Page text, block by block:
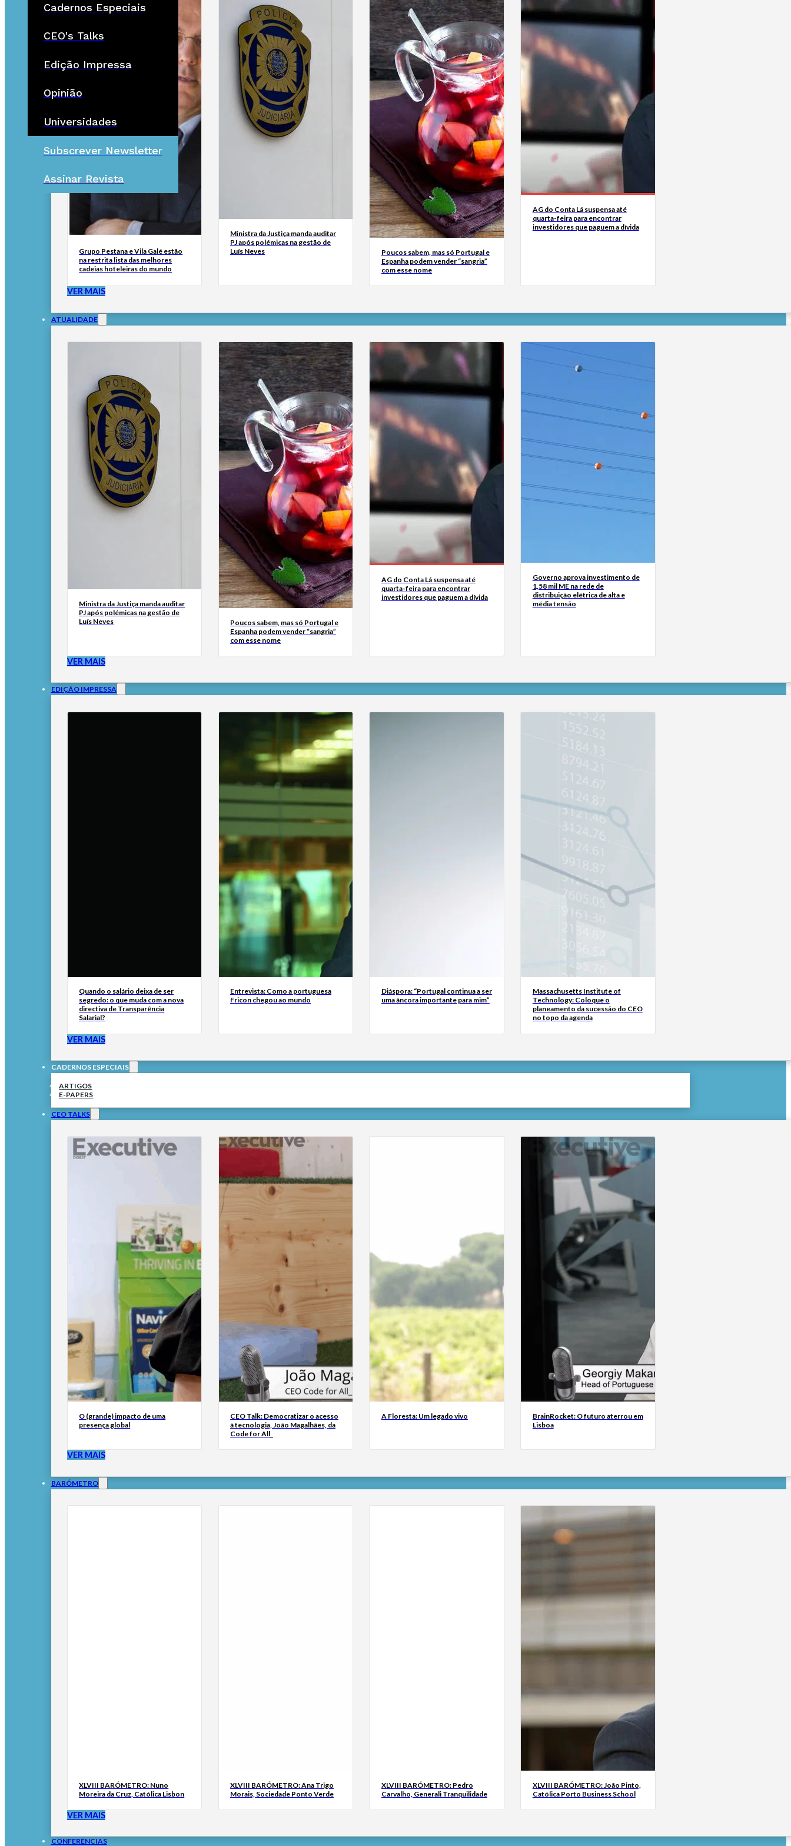
Cadernos Especiais
CEO's Talks
Edição Impressa
Opinião
Universidades
Subscrever Newsletter
Assinar Revista
Grupo Pestana e Vila Galé estão
na restrita lista das melhores
cadeias hoteleiras do mundo
Ministra da Justiça manda auditar
PJ após polémicas na gestão de
Luís Neves
Poucos sabem, mas só Portugal e
Espanha podem vender “sangria”
com esse nome
AG do Conta Lá suspensa até
quarta-feira para encontrar
investidores que paguem a dívida
VER MAIS
ATUALIDADE
Ministra da Justiça manda auditar
PJ após polémicas na gestão de
Luís Neves
Poucos sabem, mas só Portugal e
Espanha podem vender “sangria”
com esse nome
AG do Conta Lá suspensa até
quarta-feira para encontrar
investidores que paguem a dívida
Governo aprova investimento de
1,58 mil ME na rede de
distribuição elétrica de alta e
média tensão
VER MAIS
EDIÇÃO IMPRESSA
Quando o salário deixa de ser
segredo: o que muda com a nova
directiva de Transparência
Salarial?
Entrevista: Como a portuguesa
Fricon chegou ao mundo
Diáspora: “Portugal continua a ser
uma âncora importante para mim”
Massachusetts Institute of
Technology: Coloque o
planeamento da sucessão do CEO
no topo da agenda
VER MAIS
CADERNOS ESPECIAIS
ARTIGOS
E-PAPERS
CEO TALKS
O (grande) impacto de uma
presença global
CEO Talk: Democratizar o acesso
à tecnologia, João Magalhães, da
Code for All_
A Floresta: Um legado vivo
BrainRocket: O futuro aterrou em
Lisboa
VER MAIS
BARÓMETRO
XLVIII BARÓMETRO: Nuno
Moreira da Cruz, Católica Lisbon
XLVIII BARÓMETRO: Ana Trigo
Morais, Sociedade Ponto Verde
XLVIII BARÓMETRO: Pedro
Carvalho, Generali Tranquilidade
XLVIII BARÓMETRO: João Pinto,
Católica Porto Business School
VER MAIS
CONFERÊNCIAS